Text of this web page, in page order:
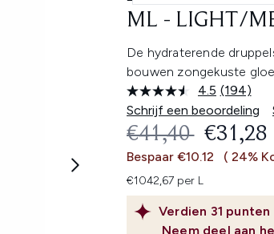
ML - LIGHT/
De hydraterende
bouwen zongekuste
4.5 Lees
194
Dezelfde
paginalink.
(194)
Schrijf een beoordeling
Verdien 31 punten
Neem deel aan
€41,40 €31,28
Bespaar €10.12 ( 24%
€1042,67 per L